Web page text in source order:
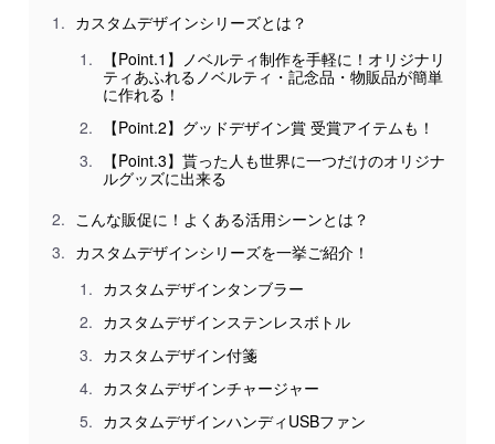
カスタムデザインシリーズとは？
【Point.1】ノベルティ制作を手軽に！オリジナリ
ティあふれるノベルティ・記念品・物販品が簡単
に作れる！
【Point.2】グッドデザイン賞 受賞アイテムも！
【Point.3】貰った人も世界に一つだけのオリジナ
ルグッズに出来る
こんな販促に！よくある活用シーンとは？
カスタムデザインシリーズを一挙ご紹介！
カスタムデザインタンブラー
カスタムデザインステンレスボトル
カスタムデザイン付箋
カスタムデザインチャージャー
カスタムデザインハンディUSBファン